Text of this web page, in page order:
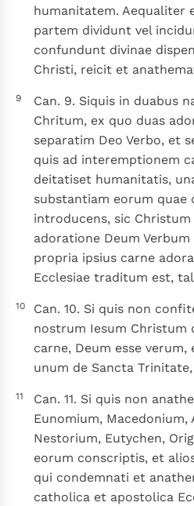
humanitatem. Aequaliter
partem dividunt vel
confundunt divinae
Christi, reicit et
9
Can. 9. Siquis in duabus
Chritum, ex quo duas
separatim Deo Verbo, et
quis ad interemptionem
deitatiset humanitatis,
substantiam eorum quae
introducens, sic
adoratione Deum
propria ipsius carne
Ecclesiae traditum est,
10
Can. 10. Si quis non
nostrum Iesum Christum
carne, Deum esse
unum de Sancta
11
Can. 11. Si quis non
Eunomium, Macedonium,
Nestorium, Eutychen,
eorum conscriptis, et
qui condemnati et
catholica et apostolica